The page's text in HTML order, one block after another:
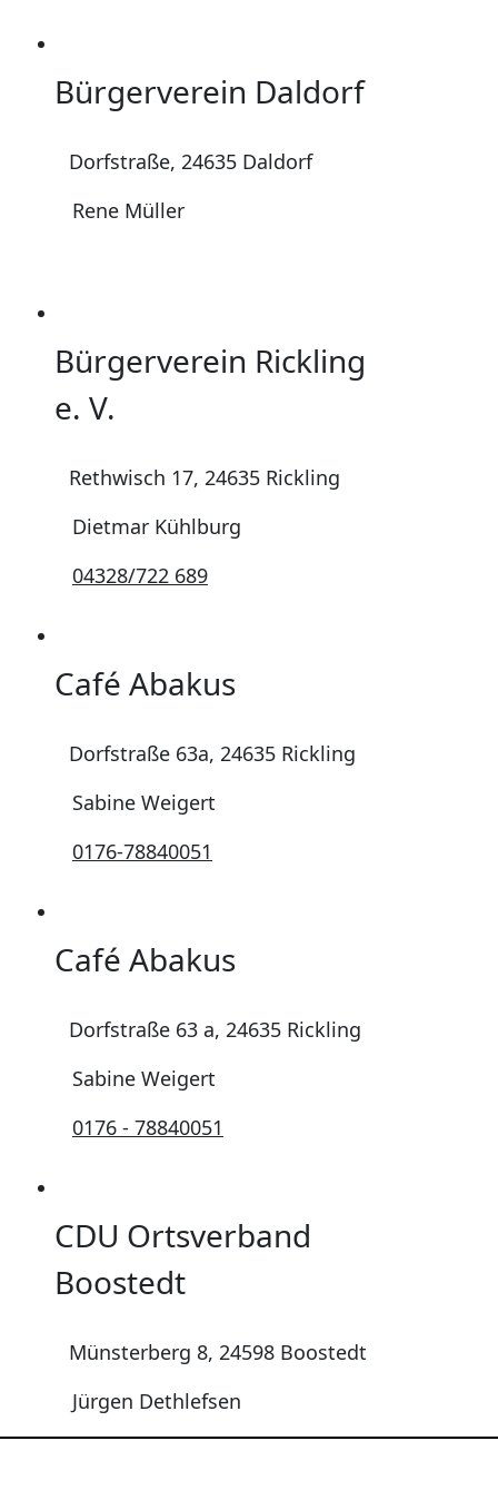
Bürgerverein Daldorf
Dorfstraße, 24635 Daldorf
Rene Müller
Bürgerverein Rickling
e. V.
Rethwisch 17, 24635 Rickling
Dietmar Kühlburg
04328/722 689
Café Abakus
Dorfstraße 63a, 24635 Rickling
Sabine Weigert
0176-78840051
Café Abakus
Dorfstraße 63 a, 24635 Rickling
Sabine Weigert
0176 - 78840051
CDU Ortsverband
Boostedt
Münsterberg 8, 24598 Boostedt
Jürgen Dethlefsen